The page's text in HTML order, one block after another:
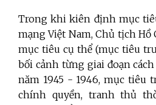
Trong khi kiên định mục
mạng Việt Nam, Chủ tịch
mục tiêu cụ thể (mục tiêu
bối cảnh từng giai đoạn
năm 1945 - 1946, mục tiêu
chính quyền, tranh thủ